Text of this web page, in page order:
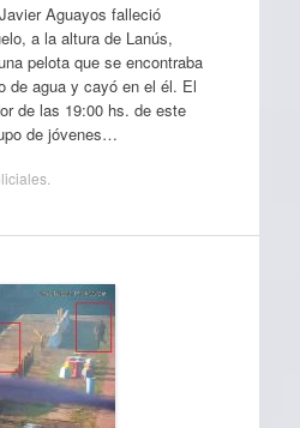
Aguayos falleció
a la altura de Lanús,
pelota que se encontraba
de agua y cayó en el él. El
de las 19:00 hs. de este
de jóvenes…
.